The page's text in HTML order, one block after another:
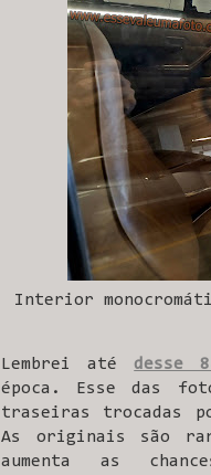
Interior
Lembrei atédesse
época. Esse das
traseiras trocadas
As originais são
aumenta as